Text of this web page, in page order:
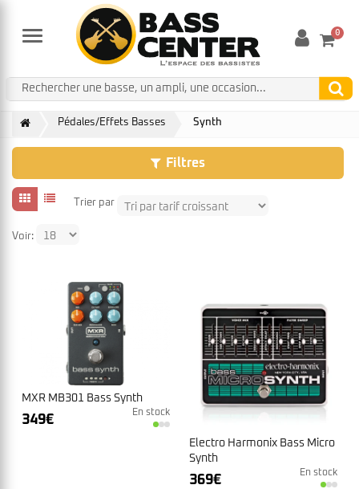
Menu 0
Pédales/Effets Basses Synth
Filtres
Trier par
Voir:
MXR MB301 Bass Synth
349€ En stock
Electro Harmonix Bass Micro
Synth
369€ En stock